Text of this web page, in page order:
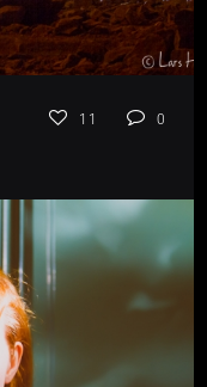
11 0